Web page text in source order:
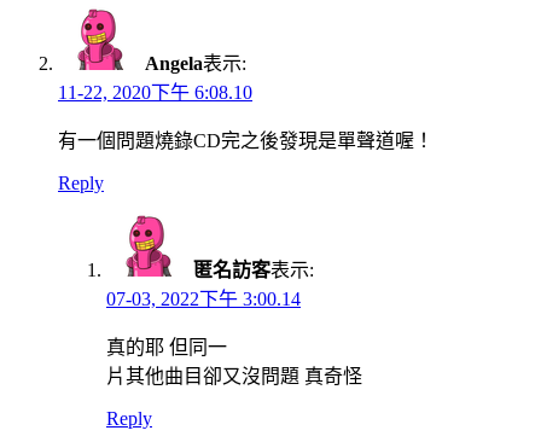
Angela表示:
11-22, 2020下午 6:08.10
有一個問題燒錄CD完之後發現是單聲道喔！
Reply
匿名訪客表示:
07-03, 2022下午 3:00.14
真的耶 但同一
片其他曲目卻又沒問題 真奇怪
Reply